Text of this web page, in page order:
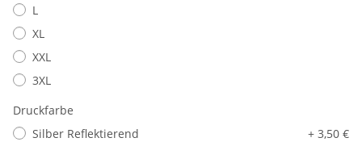
L
XL
XXL
3XL
Druckfarbe
Silber Reflektierend
+ 3,50 €